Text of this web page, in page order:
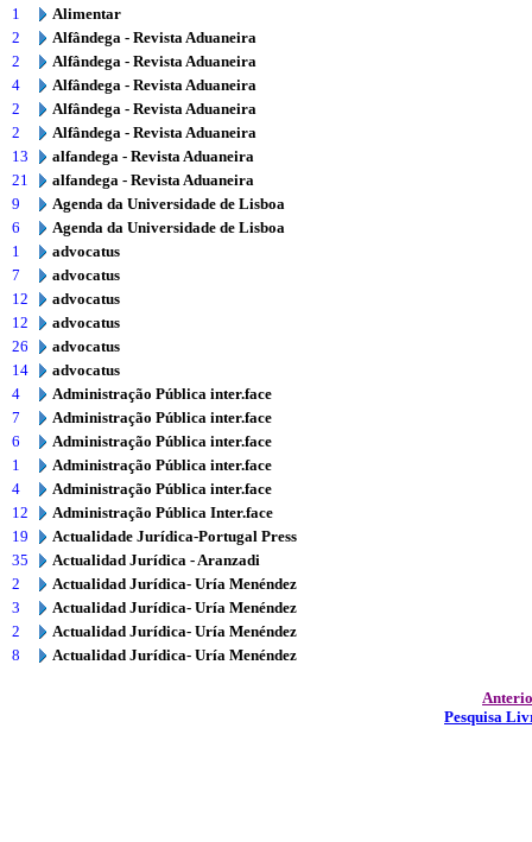
1
Alimentar
2
Alfândega - Revista Aduaneira
2
Alfândega - Revista Aduaneira
4
Alfândega - Revista Aduaneira
2
Alfândega - Revista Aduaneira
2
Alfândega - Revista Aduaneira
13
alfandega - Revista Aduaneira
21
alfandega - Revista Aduaneira
9
Agenda da Universidade de Lisboa
6
Agenda da Universidade de Lisboa
1
advocatus
7
advocatus
12
advocatus
12
advocatus
26
advocatus
14
advocatus
4
Administração Pública inter.face
7
Administração Pública inter.face
6
Administração Pública inter.face
1
Administração Pública inter.face
4
Administração Pública inter.face
12
Administração Pública Inter.face
19
Actualidade Jurídica-Portugal Press
35
Actualidad Jurídica - Aranzadi
2
Actualidad Jurídica- Uría Menéndez
3
Actualidad Jurídica- Uría Menéndez
2
Actualidad Jurídica- Uría Menéndez
8
Actualidad Jurídica- Uría Menéndez
Pesquisa